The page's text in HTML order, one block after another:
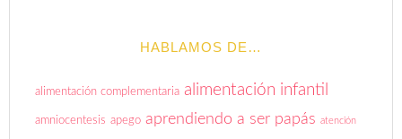
HABLAMOS DE…
alimentación complementaria alimentación infantil
amniocentesis apego aprendiendo a ser papás atención